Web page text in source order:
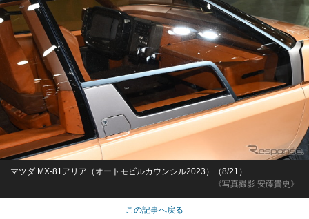
《写真撮影 安藤貴史》
マツダ MX-81アリア（オートモビルカウンシル2023）（8/21）
この記事へ戻る